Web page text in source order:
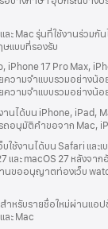
ละ Mac รุ่นที่ใช้งานร่วมกัน
ษแบบที่รองรับ
iPhone 17 Pro Max,
ความจำแบบรวมอย่างน้อ
ความจำแบบรวมอย่างน้อ
านได้บน iPhone, iPad,
ถอนุมัติคำขอจาก Mac,
บใช้งานได้บน Safari และเ
และ macOS 27หลังจาก
นขออนุญาตท่องเว็บ
สำหรับรายชื่อใหม่ผ่านแอ
ละ Mac